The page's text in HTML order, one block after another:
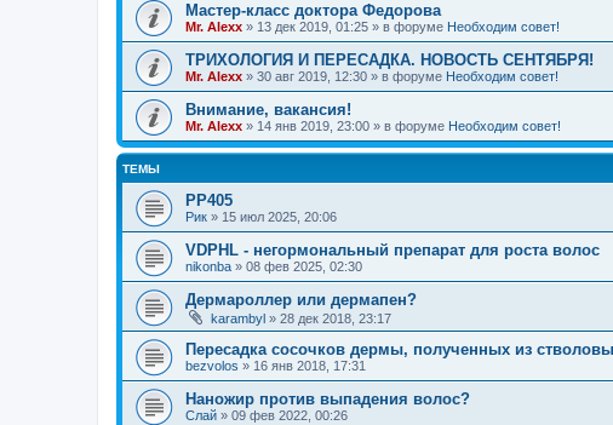
Мастер-класс доктора Федорова
Mr. Alexx » 13 дек 2019, 01:25 » в форуме Необходим совет!
ТРИХОЛОГИЯ И ПЕРЕСАДКА. НОВОСТЬ СЕНТЯБРЯ!
Mr. Alexx » 30 авг 2019, 12:30 » в форуме Необходим совет!
Внимание, вакансия!
Mr. Alexx » 14 янв 2019, 23:00 » в форуме Необходим совет!
ТЕМЫ
РР405
Рик » 15 июл 2025, 20:06
VDPHL - негормональный препарат для роста волос
nikonba » 08 фев 2025, 02:30
Дермароллер или дермапен?
karambyl » 28 дек 2018, 23:17
Пересадка сосочков дермы, полученных из
bezvolos » 16 янв 2018, 17:31
Наножир против выпадения волос?
Слай » 09 фев 2022, 00:26